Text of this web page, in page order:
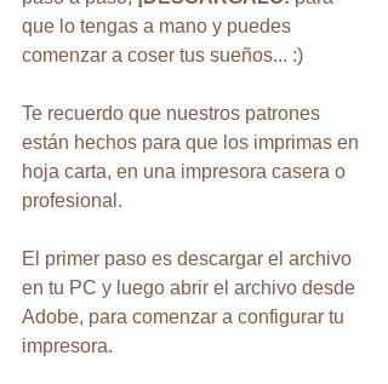
que lo tengas a mano y puedes
comenzar a coser tus sueños... :)
Te recuerdo que nuestros patrones
están hechos para que los imprimas en
hoja carta, en una impresora casera o
profesional.
El primer paso es descargar el archivo
en tu PC y luego abrir el archivo desde
Adobe, para comenzar a configurar tu
impresora.